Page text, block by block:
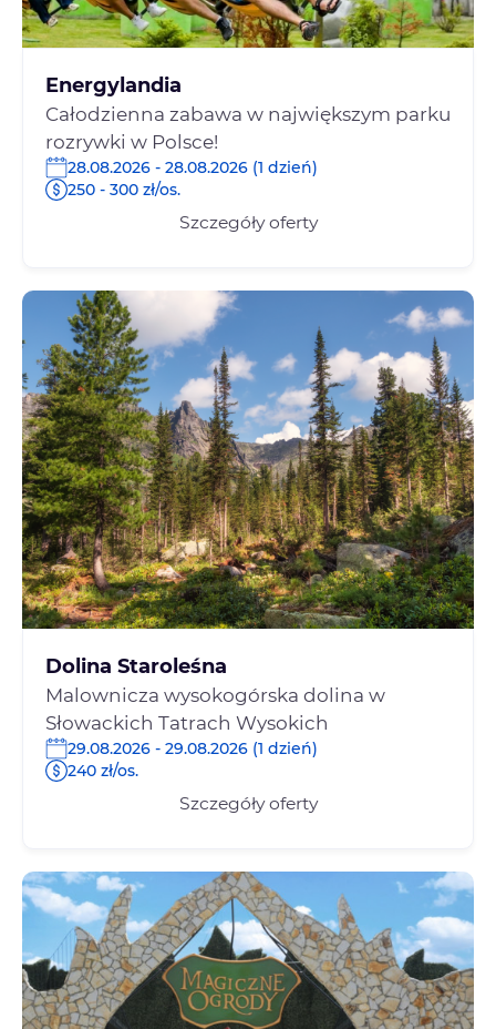
Energylandia
Całodzienna zabawa w największym parku
rozrywki w Polsce!
28.08.2026 - 28.08.2026 (1 dzień)
250 - 300 zł/os.
Szczegóły oferty
Dolina Staroleśna
Malownicza wysokogórska dolina w
Słowackich Tatrach Wysokich
29.08.2026 - 29.08.2026 (1 dzień)
240 zł/os.
Szczegóły oferty